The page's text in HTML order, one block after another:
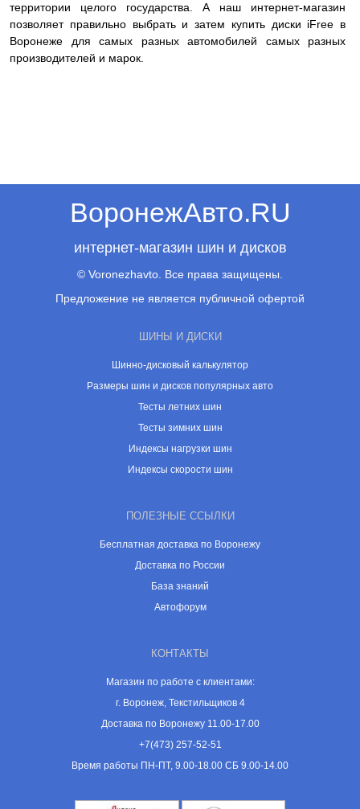
территории целого государства. А наш интернет-магазин
позволяет правильно выбрать и затем купить диски iFree в
Воронеже для самых разных автомобилей самых разных
производителей и марок.
ВоронежАвто.RU
интернет-магазин шин и дисков
© Voronezhavto. Все права защищены.
Предложение не является публичной офертой
ШИНЫ И ДИСКИ
Шинно-дисковый калькулятор
Размеры шин и дисков популярных авто
Тесты летних шин
Тесты зимних шин
Индексы нагрузки шин
Индексы скорости шин
ПОЛЕЗНЫЕ ССЫЛКИ
Бесплатная доставка по Воронежу
Доставка по России
База знаний
Автофорум
КОНТАКТЫ
Магазин по работе с клиентами:
г. Воронеж, Текстильщиков 4
Доставка по Воронежу 11.00-17.00
+7(473) 257-52-51
Время работы ПН-ПТ, 9.00-18.00 СБ 9.00-14.00